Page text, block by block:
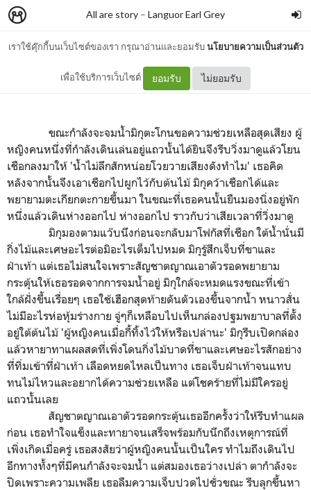
เราใช้คุ๊กกี้บนเว็บไซต์ของเรา กรุณาอ่านและยอมรับนโยบายความเป็นส่วนตัว
เพื่อใช้บริการเว็บไซต์ ยอมรับ ไม่ยอมรับ
All are story – Languor Earl Grey
ผู้หญิงปริศนา
ขณะกำลังจะจมน้ำมิกุตะโกนขอความช่วยเหลือสุดเสียง ผู้
หญิงคนหนึ่งที่กำลังเดินเล่นอยู่แถวนั้นได้ยินจึงรีบวิ่งมาดูแล้วโยน
เชือกลงมาให้ 'น้ำไม่ลึกสักหน่อยโวยวายเสียงดังทำไม' เธอคิด
หลังจากนั้นจึงเอาเชือกไปผูกไว้กับต้นไม้ มิกุคว้าเชือกได้และ
พยายามตะเกียกตะกายขึ้นมา ในขณะที่เธอคนนั้นยืนมองนิ่งอยู่พัก
หนึ่งแล้วเดินห่างออกไป ห่างออกไป ราวกับว่าเสียเวลาที่วิ่งมาดู
มิกุมองตามแว๊บนึงก่อนจะกลับมาโฟกัสที่เชือก ใต้น้ำนั่นมี
กิ่งไม้และเศษอะไรต่อมิอะไรเต็มไปหมด มิกุรู้สึกเจ็บที่ขาและ
ฝ่าเท้า แต่เธอไม่สนใจเพราะสัญชาตญาณเอาตัวรอดพยายาม
กระตุ้นให้เธอรอดจากการจมน้ำอยู่ มิกุใกล้จะหมดแรงขณะที่เข้า
ใกล้ฝั่งขึ้นเรื่อยๆ เธอใช้เฮือกสุดท้ายดันตัวเองขึ้นจากน้ำ หนาวสั่น
ไม่มีอะไรห่อหุ้มร่างกาย จู่ๆก็เหลือบไปเห็นกล่องปฐมพยาบาลที่ตั้ง
อยู่ใต้ต้นไม้ 'ผู้หญิงคนเมื่อกี้ทิ้งไว้ให้หรือเปล่านะ' มิกุรีบเปิดกล่อง
แล้วหายาทาแผลสดที่เพิ่งโดนกิ่งไม้บาดที่ขาและเศษอะไรสักอย่าง
ที่ทิ่มเข้าที่ฝ่าเท้า เลือดหยดไหลเป็นทาง เธอเจ็บฝ่าเท้าจนแทบ
ทนไม่ไหวและอยากได้ความช่วยเหลือ แต่โชคร้ายที่ไม่มีใครอยู่
แถวนั้นเลย
สัญชาตญาณเอาตัวรอดกระตุ้นเธออีกครั้งว่าให้รีบทำแผล
ก่อน เธอทำใจแข็งและทายาจนเสร็จพร้อมกับนึกถึงเหตุการณ์ที่
เพิ่งเกิดเมื่อครู่ เธอสงสัยว่าผู้หญิงคนนั้นเป็นใคร ทำไมถึงเดินไป
อีกทางทั้งๆที่มีคนกำลังจะจมน้ำ แต่สมองเธอว่างเปล่า ตากำลังจะ
ปิดเพราะความเพลีย เธอลืมความเจ็บปวดไปชั่วขณะ รีบลุกขึ้นหา